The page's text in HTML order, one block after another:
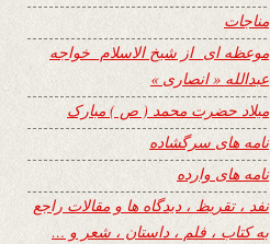
مناجات
موعظه ای از شیخ الاسلام خواجه
عبدالله « انصاری »
میلاد حضرت محمد ( ص ) مبارک
نامه های سرگشاده
نامه های وارده
نفد ، تقریظ ، دیدگاه ها و مقالات راجع
به کتاب ، فلم ، داستان ، شعر و …